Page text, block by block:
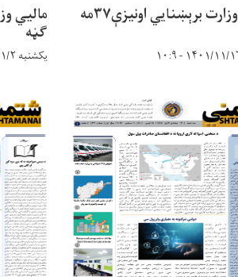
مالیي وزارت برېښنایي اونیزې۳۷مه
ګڼه
یکشنبه ۱۴۰۱/۱۱/۲ - ۱۵:۳۶